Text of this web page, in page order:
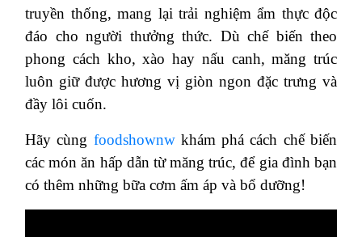
truyền thống, mang lại trải nghiệm ẩm thực độc
đáo cho người thưởng thức. Dù chế biến theo
phong cách kho, xào hay nấu canh, măng trúc
luôn giữ được hương vị giòn ngon đặc trưng và
đầy lôi cuốn.
Hãy cùng foodshownwkhám phá cách chế biến
các món ăn hấp dẫn từ măng trúc, để gia đình bạn
có thêm những bữa cơm ấm áp và bổ dưỡng!